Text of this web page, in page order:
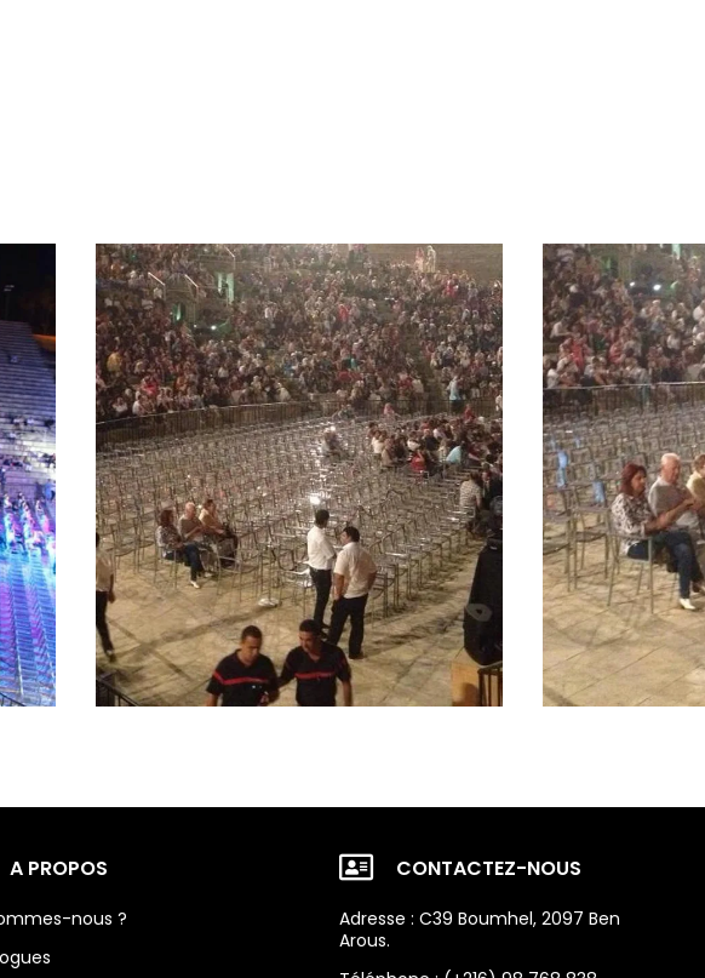
A PROPOS
nous ?
 CONTACTEZ-NOUS
Adresse : C39 Boumhel, 2097 Ben
Arous.